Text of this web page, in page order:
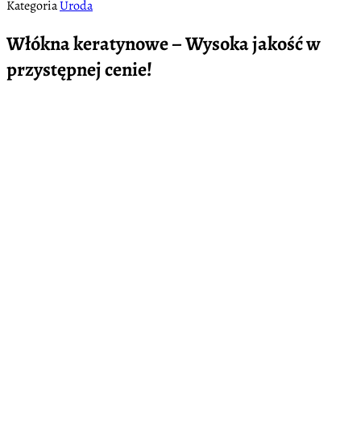
KategoriaUroda
Włókna keratynowe – Wysoka jakość w
przystępnej cenie!